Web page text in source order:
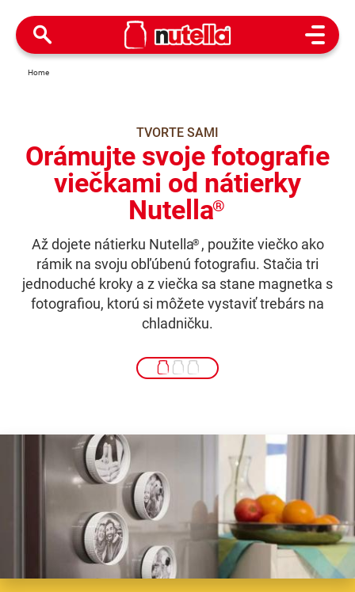
Open
Home
TVORTE SAMI
Orámujte svoje fotografie
viečkami od nátierky
Nutella®
Až dojete nátierku Nutella® , použite viečko ako
rámik na svoju obľúbenú fotografiu. Stačia tri
jednoduché kroky a z viečka sa stane magnetka s
fotografiou, ktorú si môžete vystaviť trebárs na
chladničku.